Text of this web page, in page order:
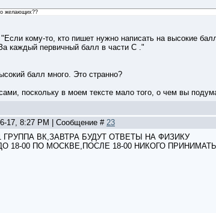
желающих??
кому-то, кто пишет нужно написать на высокие
каждый первичный балл в части С ."
балл много. Это странно?
поскольку в моем тексте мало того, о чем вы
17, 8:27 PM | Сообщение # 23
ГРУППА ВК,ЗАВТРА БУДУТ ОТВЕТЫ НА ФИЗИКУ
18-00 ПО МОСКВЕ,ПОСЛЕ 18-00 НИКОГО